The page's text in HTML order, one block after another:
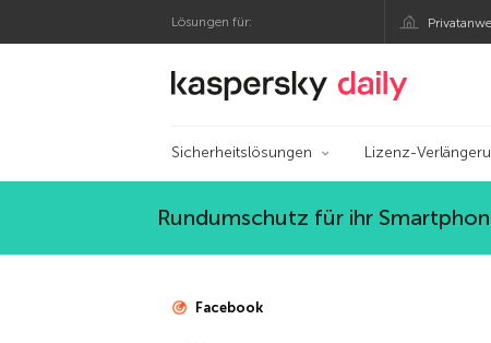
Lösungen für:
Offizieller Blog von
Sicherheitslösungen Lizenz-
Rundumschutz für ihr
Facebook